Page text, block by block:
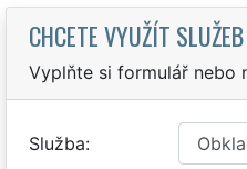
CHCETE VYUŽÍT
Vyplňte si formulář nebo
Služba